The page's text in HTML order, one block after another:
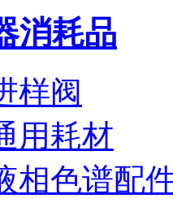
消耗品
样阀
用耗材
相色谱配